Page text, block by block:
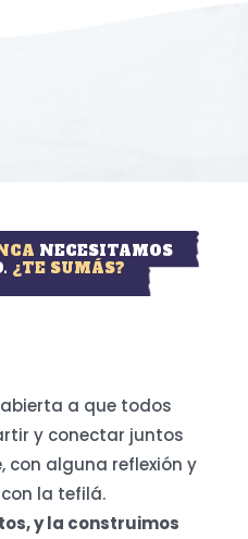
NECESITAMOS
¿TE SUMÁS?
a que todos
y conectar juntos
con alguna reflexión y
la tefilá.
y la construimos